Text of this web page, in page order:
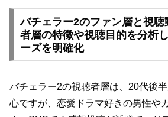
バチェラー2のファン層と視聴
者層の特徴や視聴目的を分析
ーズを明確化
バチェラー2の視聴者層は、20代後
心ですが、恋愛ドラマ好きの男性や